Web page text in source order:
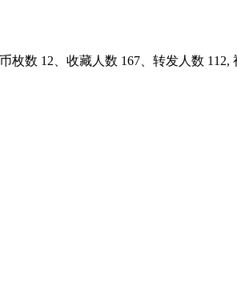
数 12、收藏人数 167、转发人数